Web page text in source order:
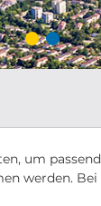
um
werden.